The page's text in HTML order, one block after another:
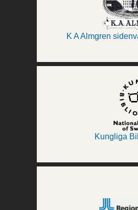
K A Almgren
Kungliga